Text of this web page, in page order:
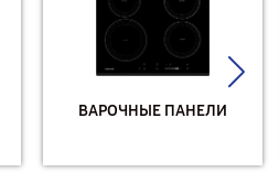
ВАРОЧНЫЕ ПАНЕЛИ